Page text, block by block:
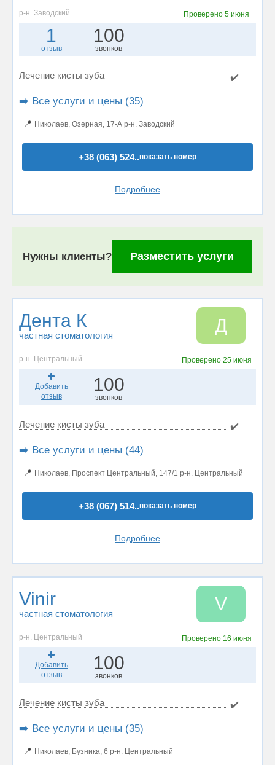
р-н. Заводский Проверено5 июня
1
отзыв
100
звонков
Лечение кисты зуба ✔️
➡️ Все услуги и цены (35)
📍 Николаев, Озерная, 17-А р-н. Заводский
+38 (063) 524..показать номер
Подробнее
Нужны клиенты? Разместить услуги
Дента К
частная стоматология Д
р-н. Центральный Проверено 25 июня
Добавить
отзыв
100
звонков
Лечение кисты зуба ✔️
➡️ Все услуги и цены (44)
📍 Николаев, Проспект Центральный, 147/1 р-н. Центральный
+38 (067) 514..показать номер
Подробнее
Vinir
частная стоматология V
р-н. Центральный Проверено 16 июня
Добавить
отзыв
100
звонков
Лечение кисты зуба ✔️
➡️ Все услуги и цены (35)
📍 Николаев, Бузника, 6 р-н. Центральный